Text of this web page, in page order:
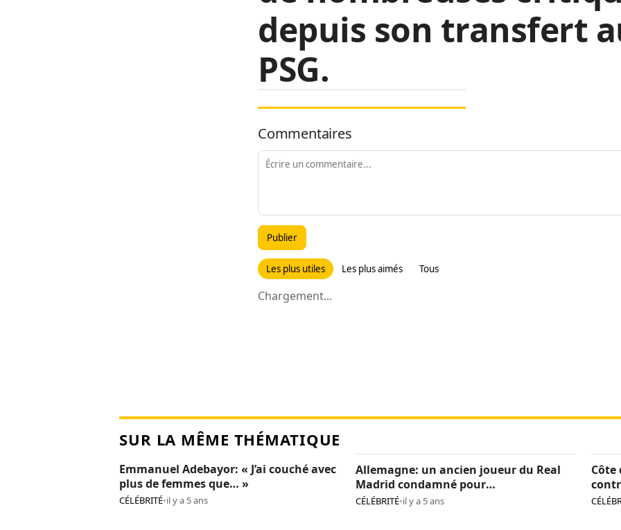
depuis son transfert
PSG.
Commentaires
Publier
Les plus utiles Les plus aimés Tous
Chargement...
SUR LA MÊME THÉMATIQUE
Emmanuel Adebayor: « J’ai couché avec
plus de femmes que… »
CÉLÉBRITÉ•il y a 5 ans
Allemagne: un ancien joueur du Real
Madrid condamné pour
pédopornographie
CÉLÉBRITÉ•il y a 5 ans
Côte